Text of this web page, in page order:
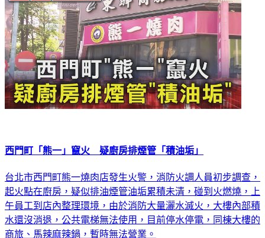
西門町「熊一」竄火 疑廚房排煙管「積油垢」
台北市西門町熊一燒肉店發生火警，消防火調人員初步調查，
起火點在廚房，疑似排油煙管油垢累積未清，碰到火燃燒，上
午員工到店內整理環境，由於消防大量灑水滅火，大樓內部積
水還沒消退，公共電梯無法使用，目前停水停電，同棟大樓的
商旅、馬辣麻辣鍋，暫時無法營業。